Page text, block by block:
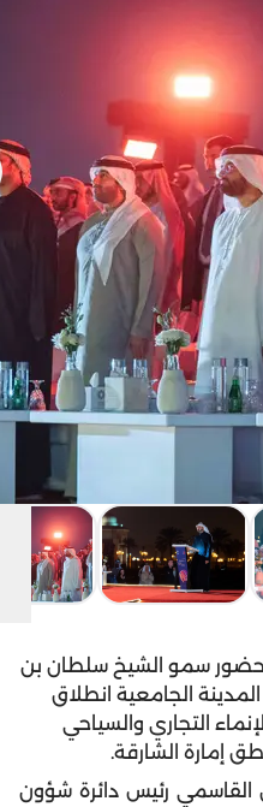
سمو الشيخ سلطان بن
الجامعية انطلاق
التجاري والسياحي
رئيس دائرة شؤون